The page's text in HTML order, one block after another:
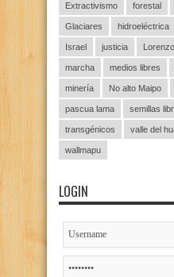
Extractivismo forestal
Glaciares hidroeléctrica
Israel justicia
marcha medios libres
minería No alto Maipo
pascua lama semillas
transgénicos valle del
wallmapu
LOGIN